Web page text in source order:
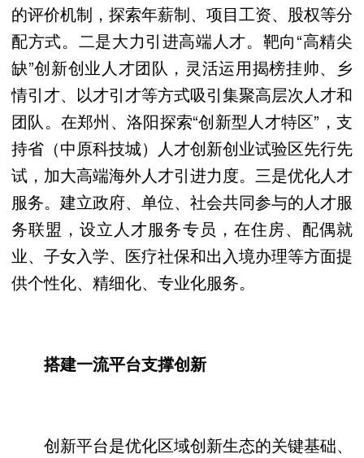
的评价机制，探索年薪制、项目工资、股权等分
配方式。二是大力引进高端人才。靶向“高精尖
缺”创新创业人才团队，灵活运用揭榜挂帅、乡
情引才、以才引才等方式吸引集聚高层次人才和
团队。在郑州、洛阳探索“创新型人才特区”，支
持省（中原科技城）人才创新创业试验区先行先
试，加大高端海外人才引进力度。三是优化人才
服务。建立政府、单位、社会共同参与的人才服
务联盟，设立人才服务专员，在住房、配偶就
业、子女入学、医疗社保和出入境办理等方面提
供个性化、精细化、专业化服务。
搭建一流平台支撑创新
创新平台是优化区域创新生态的关键基础、